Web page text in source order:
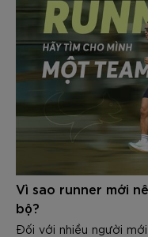
Vì sao runner mới
bộ?
Đối với nhiều người